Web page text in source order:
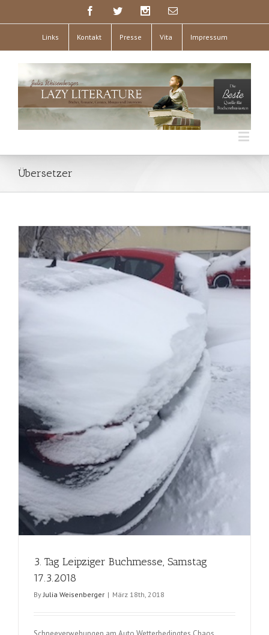
Links Kontakt Presse Vita Impressum
Übersetzer
3. Tag Leipziger Buchmesse, Samstag
17.3.2018
ByJulia Weisenberger | März 18th, 2018